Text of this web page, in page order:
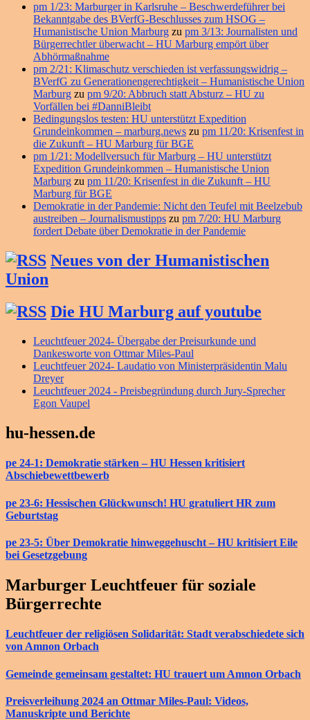
pm 1/23: Marburger in Karlsruhe – Beschwerdeführer bei
Bekanntgabe des BVerfG-Beschlusses zum HSOG –
Humanistische Union Marburg zu pm 3/13: Journalisten und
Bürgerrechtler überwacht – HU Marburg empört über
Abhörmaßnahme
pm 2/21: Klimaschutz verschieden ist verfassungswidrig –
BVerfG zu Generationengerechtigkeit – Humanistische Union
Marburg zu pm 9/20: Abbruch statt Absturz – HU zu
Vorfällen bei #DanniBleibt
Bedingungslos testen: HU unterstützt Expedition
Grundeinkommen – marburg.news zu pm 11/20: Krisenfest in
die Zukunft – HU Marburg für BGE
pm 1/21: Modellversuch für Marburg – HU unterstützt
Expedition Grundeinkommen – Humanistische Union
Marburg zu pm 11/20: Krisenfest in die Zukunft – HU
Marburg für BGE
Demokratie in der Pandemie: Nicht den Teufel mit Beelzebub
austreiben – Journalismustipps zu pm 7/20: HU Marburg
fordert Debate über Demokratie in der Pandemie
Neues von der Humanistischen
Union
Die HU Marburg auf youtube
Leuchtfeuer 2024- Übergabe der Preisurkunde und
Dankesworte von Ottmar Miles-Paul
Leuchtfeuer 2024- Laudatio von Ministerpräsidentin Malu
Dreyer
Leuchtfeuer 2024 - Preisbegründung durch Jury-Sprecher
Egon Vaupel
hu-hessen.de
pe 24-1: Demokratie stärken – HU Hessen kritisiert
Abschiebewettbewerb
pe 23-6: Hessischen Glückwunsch! HU gratuliert HR zum
Geburtstag
pe 23-5: Über Demokratie hinweggehuscht – HU kritisiert Eile
bei Gesetzgebung
Marburger Leuchtfeuer für soziale
Bürgerrechte
Leuchtfeuer der religiösen Solidarität: Stadt verabschiedete sich
von Amnon Orbach
Gemeinde gemeinsam gestaltet: HU trauert um Amnon Orbach
Preisverleihung 2024 an Ottmar Miles-Paul: Videos,
Manuskripte und Berichte